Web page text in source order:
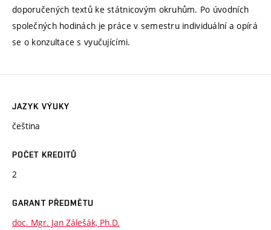
doporučených textů ke státnicovým okruhům. Po úvodních
společných hodinách je práce v semestru individuální a opírá
se o konzultace s vyučujícími.
JAZYK VÝUKY
čeština
POČET KREDITŮ
2
GARANT PŘEDMĚTU
doc. Mgr. Jan Zálešák, Ph.D.